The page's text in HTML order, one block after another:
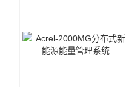
电力监控与保护